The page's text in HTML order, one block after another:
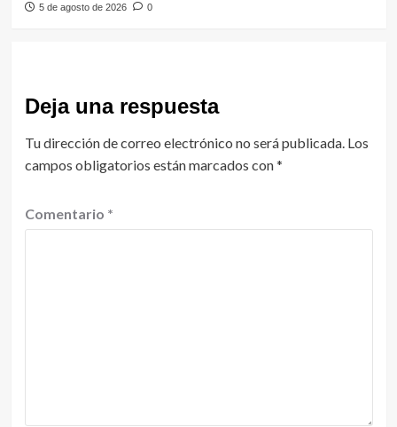
5 de agosto de 2026 0
Deja una respuesta
Tu dirección de correo electrónico no será publicada. Los
campos obligatorios están marcados con*
Comentario *